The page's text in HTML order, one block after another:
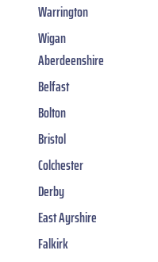
Warrington
Wigan
Aberdeenshire
Belfast
Bolton
Bristol
Colchester
Derby
East Ayrshire
Falkirk